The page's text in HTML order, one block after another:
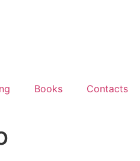
Books Contacts